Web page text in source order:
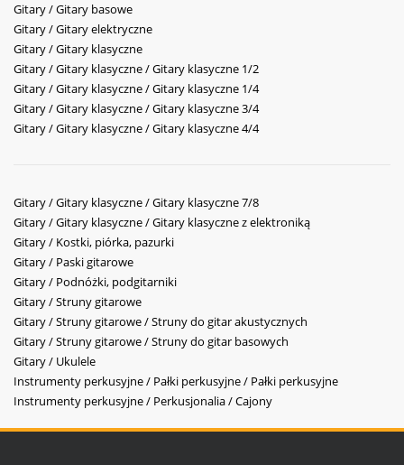
Gitary / Gitary basowe
Gitary / Gitary elektryczne
Gitary / Gitary klasyczne
Gitary / Gitary klasyczne / Gitary klasyczne 1/2
Gitary / Gitary klasyczne / Gitary klasyczne 1/4
Gitary / Gitary klasyczne / Gitary klasyczne 3/4
Gitary / Gitary klasyczne / Gitary klasyczne 4/4
Gitary / Gitary klasyczne / Gitary klasyczne 7/8
Gitary / Gitary klasyczne / Gitary klasyczne z elektroniką
Gitary / Kostki, piórka, pazurki
Gitary / Paski gitarowe
Gitary / Podnóżki, podgitarniki
Gitary / Struny gitarowe
Gitary / Struny gitarowe / Struny do gitar akustycznych
Gitary / Struny gitarowe / Struny do gitar basowych
Gitary / Ukulele
Instrumenty perkusyjne / Pałki perkusyjne / Pałki perkusyjne
Instrumenty perkusyjne / Perkusjonalia / Cajony